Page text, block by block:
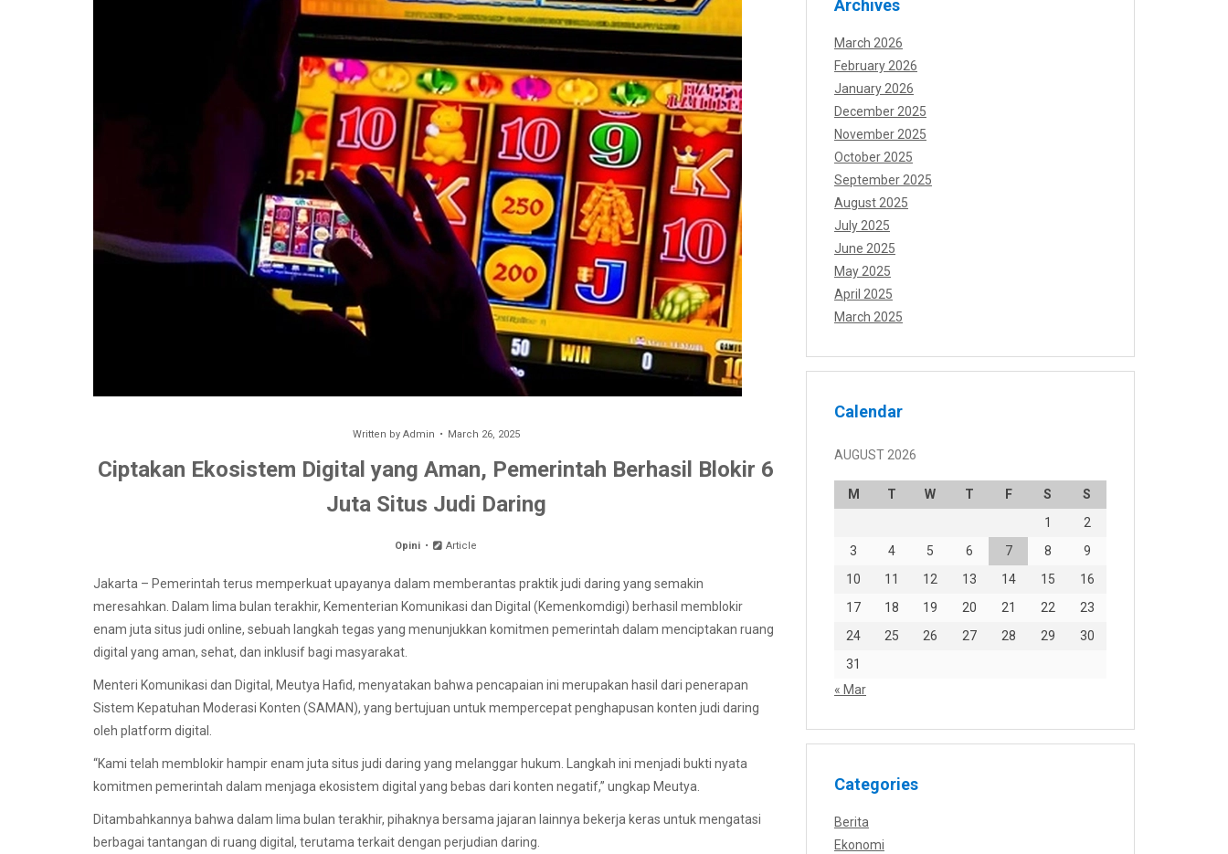
Written by Admin March 26, 2025
Ciptakan Ekosistem Digital yang Aman, Pemerintah Berhasil Blokir 6
Juta Situs Judi Daring
Opini Article
Jakarta – Pemerintah terus memperkuat upayanya dalam memberantas praktik judi daring yang semakin
meresahkan. Dalam lima bulan terakhir, Kementerian Komunikasi dan Digital (Kemenkomdigi) berhasil memblokir
enam juta situs judi online, sebuah langkah tegas yang menunjukkan komitmen pemerintah dalam menciptakan ruang
digital yang aman, sehat, dan inklusif bagi masyarakat.
Menteri Komunikasi dan Digital, Meutya Hafid, menyatakan bahwa pencapaian ini merupakan hasil dari penerapan
Sistem Kepatuhan Moderasi Konten (SAMAN), yang bertujuan untuk mempercepat penghapusan konten judi daring
oleh platform digital.
“Kami telah memblokir hampir enam juta situs judi daring yang melanggar hukum. Langkah ini menjadi bukti nyata
komitmen pemerintah dalam menjaga ekosistem digital yang bebas dari konten negatif,” ungkap Meutya.
Ditambahkannya bahwa dalam lima bulan terakhir, pihaknya bersama jajaran lainnya bekerja keras untuk mengatasi
berbagai tantangan di ruang digital, terutama terkait dengan perjudian daring.
Archives
March 2026
February 2026
January 2026
December 2025
November 2025
October 2025
September 2025
August 2025
July 2025
June 2025
May 2025
April 2025
March 2025
Calendar
AUGUST 2026
M T W T F S
S
1
2
3
4 5 6 7 8
9
10
11 12 13 14 15
16
17
18 19 20 21 22
23
24
25 26 27 28 29
30
31
« Mar
Categories
Berita
Ekonomi